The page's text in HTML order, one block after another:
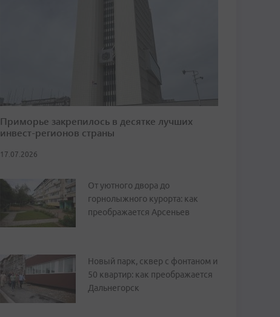
Приморье закрепилось в десятке лучших
инвест-регионов страны
17.07.2026
От уютного двора до
горнолыжного курорта: как
преображается Арсеньев
Новый парк, сквер с фонтаном и
50 квартир: как преображается
Дальнегорск